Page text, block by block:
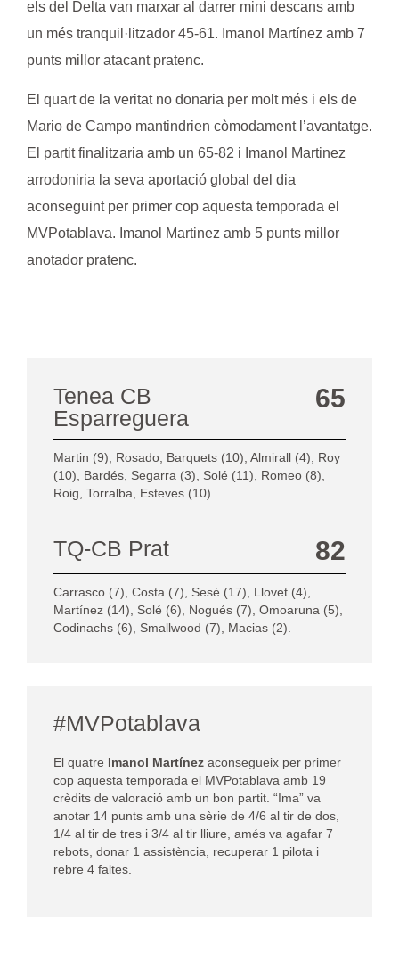
els del Delta van marxar al darrer mini descans amb
un més tranquil·litzador 45-61. Imanol Martínez amb 7
punts millor atacant pratenc.
El quart de la veritat no donaria per molt més i els de
Mario de Campo mantindrien còmodament l’avantatge.
El partit finalitzaria amb un 65-82 i Imanol Martinez
arrodoniria la seva aportació global del dia
aconseguint per primer cop aquesta temporada el
MVPotablava. Imanol Martinez amb 5 punts millor
anotador pratenc.
Tenea CB
Esparreguera
65
Martin (9), Rosado, Barquets (10), Almirall (4), Roy
(10), Bardés, Segarra (3), Solé (11), Romeo (8),
Roig, Torralba, Esteves (10).
TQ-CB Prat 82
Carrasco (7), Costa (7), Sesé (17), Llovet (4),
Martínez (14), Solé (6), Nogués (7), Omoaruna (5),
Codinachs (6), Smallwood (7), Macias (2).
#MVPotablava
El quatre Imanol Martínez aconsegueix per primer
cop aquesta temporada el MVPotablava amb 19
crèdits de valoració amb un bon partit. “Ima” va
anotar 14 punts amb una sèrie de 4/6 al tir de dos,
1/4 al tir de tres i 3/4 al tir lliure, amés va agafar 7
rebots, donar 1 assistència, recuperar 1 pilota i
rebre 4 faltes.